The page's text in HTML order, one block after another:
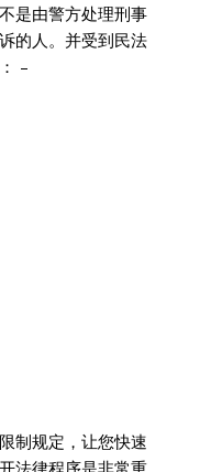
是由警方处理刑事
的人。并受到民法
–
制规定，让您快速
法律程序是非常重